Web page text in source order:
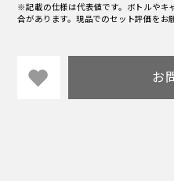
※記載の仕様は代表値です。ボトルやキ
合があります。現品でのセット評価をお
お